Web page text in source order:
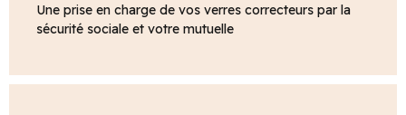
Une prise en charge de vos verres correcteurs par la
sécurité sociale et votre mutuelle